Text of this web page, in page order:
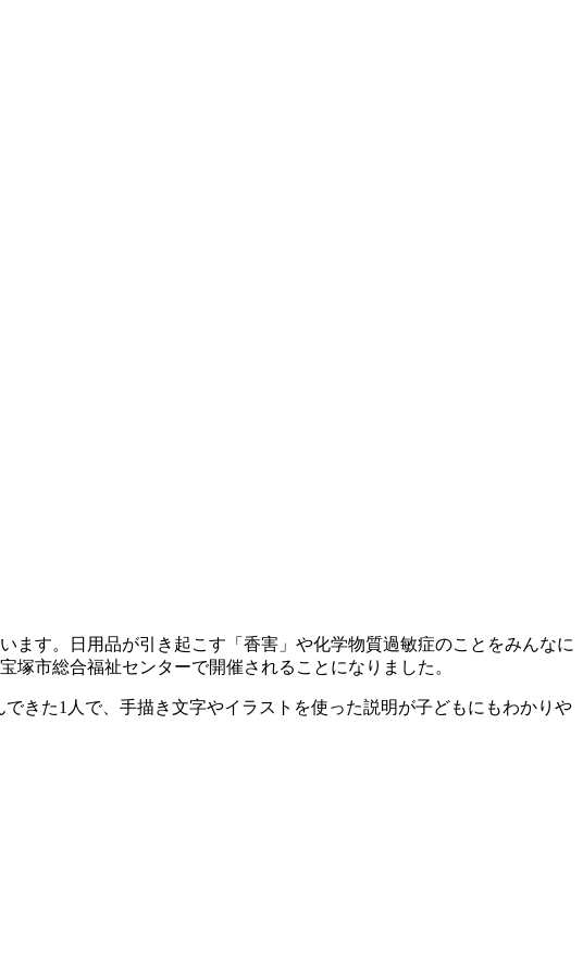
す。日用品が引き起こす「香害」や化学物質過敏症のことをみんなに
市総合福祉センターで開催されることになりました。
きた1人で、手描き文字やイラストを使った説明が子どもにもわかりや